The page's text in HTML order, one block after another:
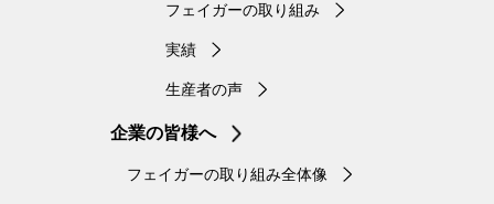
フェイガーの取り組み
実績
生産者の声
企業の皆様へ
フェイガーの取り組み全体像